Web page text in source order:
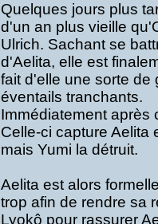
Quelques jours plus
d'un an plus vieille
Ulrich. Sachant se
d'Aelita, elle est
fait d'elle une sorte de
éventails tranchants.
Immédiatement après
Celle-ci capture Aelita
mais Yumi la détruit.
Aelita est alors
trop afin de rendre sa
Lyokô pour rassurer